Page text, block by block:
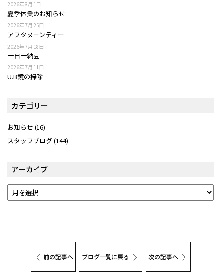
夏季休業のお知らせ
2026年8月1日
アフタヌーンティー
2026年7月26日
一日一納豆
2026年7月18日
U.B鏡の掃除
2026年7月11日
カテゴリー
お知らせ (16)
スタッフブログ(144)
アーカイブ
前の記事へ ブログ一覧に戻る 次の記事へ